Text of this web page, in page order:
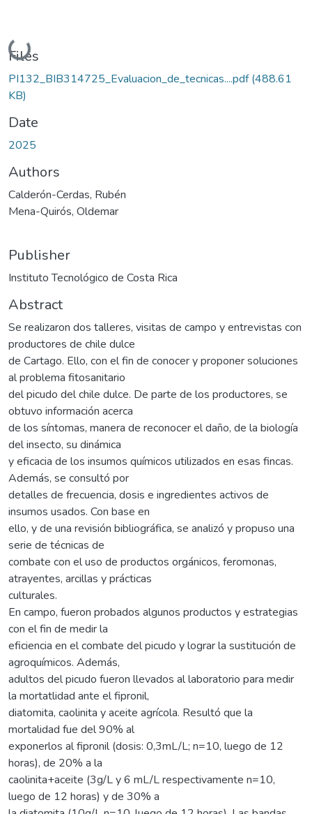
Loading...
Files
PI132_BIB314725_Evaluacion_de_tecnicas....pdf(488.61
KB)
Date
2025
Authors
Calderón-Cerdas, Rubén
Mena-Quirós, Oldemar
Publisher
Instituto Tecnológico de Costa Rica
Abstract
Se realizaron dos talleres, visitas de campo y entrevistas con
productores de chile dulce
de Cartago. Ello, con el fin de conocer y proponer soluciones
al problema fitosanitario
del picudo del chile dulce. De parte de los productores, se
obtuvo información acerca
de los síntomas, manera de reconocer el daño, de la biología
del insecto, su dinámica
y eficacia de los insumos químicos utilizados en esas fincas.
Además, se consultó por
detalles de frecuencia, dosis e ingredientes activos de
insumos usados. Con base en
ello, y de una revisión bibliográfica, se analizó y propuso una
serie de técnicas de
combate con el uso de productos orgánicos, feromonas,
atrayentes, arcillas y prácticas
culturales.
En campo, fueron probados algunos productos y estrategias
con el fin de medir la
eficiencia en el combate del picudo y lograr la sustitución de
agroquímicos. Además,
adultos del picudo fueron llevados al laboratorio para medir
la mortatlidad ante el fipronil,
diatomita, caolinita y aceite agrícola. Resultó que la
mortalidad fue del 90% al
exponerlos al fipronil (dosis: 0,3mL/L; n=10, luego de 12
horas), de 20% a la
caolinita+aceite (3g/L y 6 mL/L respectivamente n=10,
luego de 12 horas) y de 30% a